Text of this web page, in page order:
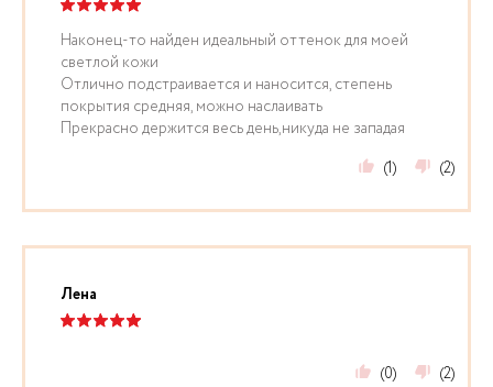
Наконец-то найден идеальный оттенок для моей
светлой кожи
Отлично подстраивается и наносится, степень
покрытия средняя, можно наслаивать
Прекрасно держится весь день,никуда не западая
(1)
(2)
Лена
(0) (2)